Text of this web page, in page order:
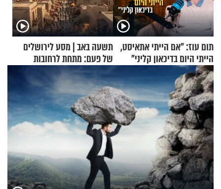
תום עוז: "אם הייתי אתאיסט,
הייתי היום בדיכאון קליני"
תשעה באב | מסע לירושלים
של פעם: מתחת לרחובות
ירושלים